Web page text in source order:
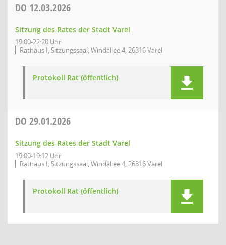
DO 12.03.2026
Sitzung des Rates der Stadt Varel
19:00-22:20 Uhr
Rathaus I, Sitzungssaal, Windallee 4, 26316 Varel
Protokoll Rat (öffentlich)
DO 29.01.2026
Sitzung des Rates der Stadt Varel
19:00-19:12 Uhr
Rathaus I, Sitzungssaal, Windallee 4, 26316 Varel
Protokoll Rat (öffentlich)